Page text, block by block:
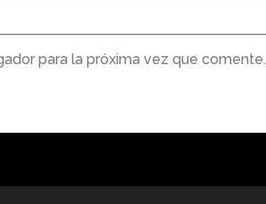
para la próxima vez que comente.